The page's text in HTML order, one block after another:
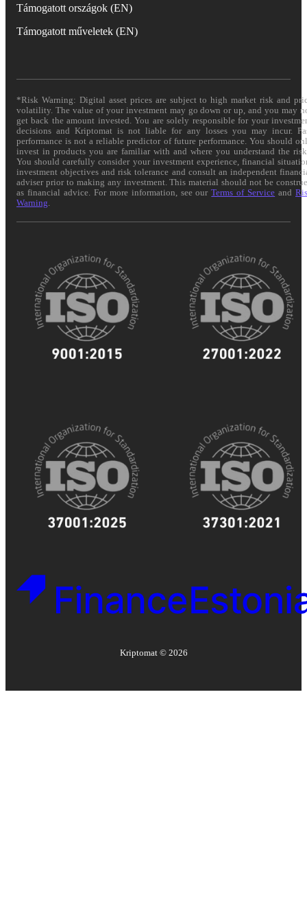
Támogatott országok (EN)
Támogatott műveletek (EN)
*Risk Warning: Digital asset prices are subject to high market risk and
volatility. The value of your investment may go down or up, and you may
get back the amount invested. You are solely responsible for your
decisions and Kriptomat is not liable for any losses you may incur.
performance is not a reliable predictor of future performance. You should
invest in products you are familiar with and where you understand the
You should carefully consider your investment experience, financial
investment objectives and risk tolerance and consult an independent
adviser prior to making any investment. This material should not be
as financial advice. For more information, see ourTerms of Service and
Warning
Kriptomat © 2026